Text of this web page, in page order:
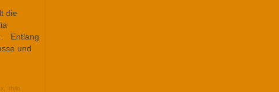
die
Entlang
und
Ithilo